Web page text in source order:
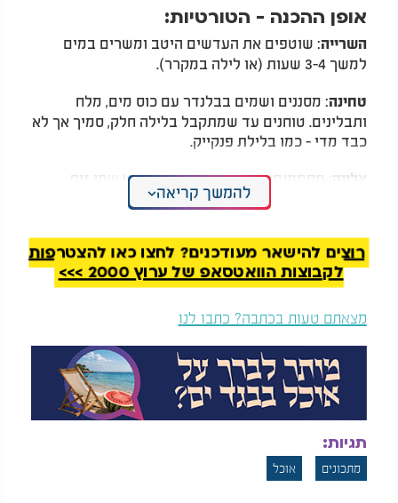
אופן ההכנה - הטורטיות:
השרייה: שוטפים את העדשים היטב ומשרים במים
למשך 3-4 שעות (או לילה במקרר).
טחינה: מסננים ושמים בבלנדר עם כוס מים, מלח
ותבלינים. טוחנים עד שמתקבל בלילה חלק, סמיך אך לא
כבד מדי - כמו בלילת פנקייק.
צלייה
: מחממים מחבת נון-סטיק עם מעט שמן זית.
יוצקים מצקת מהבלילה, משטחים בעדינות לעיגול דק
ומשחימה מעט.
מניחים להתקררעל מגבת או רשת, כדי שלא תתרטב
ממרח אבוקדו:
מיץ מחצי לימון
מעט מלח, פלפל שחור
להמשך קריאה
רוצים להישאר מעודכנים? לחצו כאן להצטרפות
לקבוצות הוואטסאפ של ערוץ 2000 >>>
מצאתם טעות בכתבה? כתבו לנו
תגיות:
מתכונים אוכל